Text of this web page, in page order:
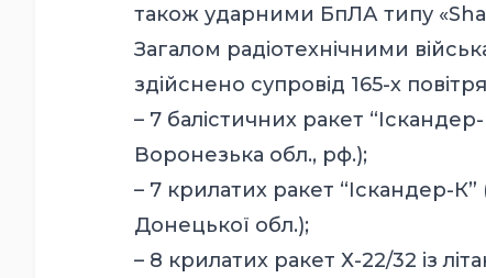
також ударними БпЛА типу
Загалом радіотехнічними
здійснено супровід 165-х
– 7 балістичних ракет
Воронезька обл., рф.);
– 7 крилатих ракет “Іскандер-
Донецької обл.);
– 8 крилатих ракет Х-22/32 із